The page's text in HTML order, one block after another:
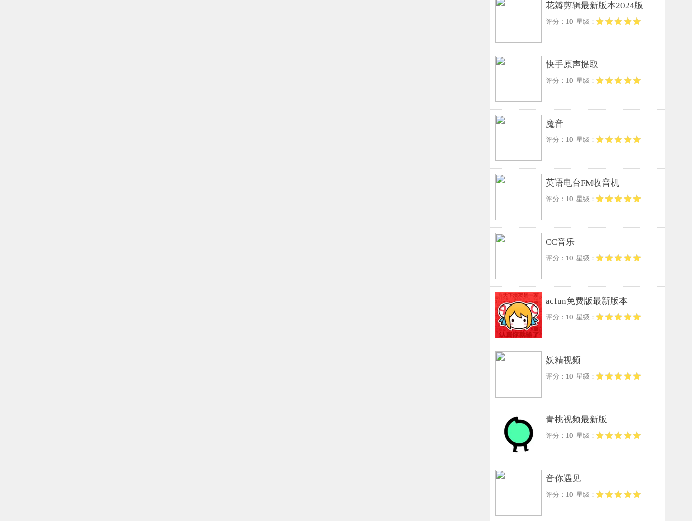
花瓣剪辑最新版本2024版
评分： 10 星级：
快手原声提取
评分： 10 星级：
魔音
评分： 10 星级：
英语电台FM收音机
评分： 10 星级：
CC音乐
评分： 10 星级：
acfun免费版最新版本
评分： 10 星级：
妖精视频
评分： 10 星级：
青桃视频最新版
评分： 10 星级：
音你遇见
评分： 10 星级：